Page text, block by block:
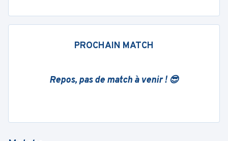
PROCHAIN MATCH
Repos, pas de match à venir ! 😎